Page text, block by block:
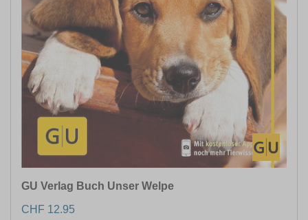
GU Verlag Buch Unser Welpe
CHF 12.95